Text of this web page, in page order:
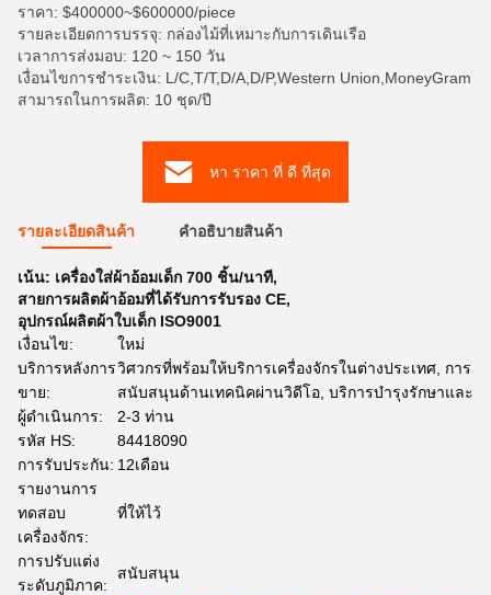
ราคา: $400000~$600000/piece
รายละเอียดการบรรจุ: กล่องไม้ที่เหมาะกับการเดินเรือ
เวลาการส่งมอบ: 120 ~ 150 วัน
เงื่อนไขการชำระเงิน: L/C,T/T,D/A,D/P,Western Union,MoneyGram
สามารถในการผลิต: 10 ชุด/ปี
หา ราคา ที่ ดี ที่สุด
รายละเอียดสินค้า คําอธิบายสินค้า
เน้น: เครื่องใส่ผ้าอ้อมเด็ก 700 ชิ้น/นาที,
สายการผลิตผ้าอ้อมที่ได้รับการรับรอง CE,
อุปกรณ์ผลิตผ้าใบเด็ก ISO9001
เงื่อนไข:
ใหม่
บริการหลังการ
ขาย:
วิศวกรที่พร้อมให้บริการเครื่องจักรในต่างประเทศ, การ
สนับสนุนด้านเทคนิคผ่านวิดีโอ, บริการบำรุงรักษาและ
ผู้ดำเนินการ:
2-3 ท่าน
รหัส HS:
84418090
การรับประกัน: 12เดือน
รายงานการ
ทดสอบ
เครื่องจักร:
ที่ให้ไว้
การปรับแต่ง
ระดับภูมิภาค:
สนับสนุน